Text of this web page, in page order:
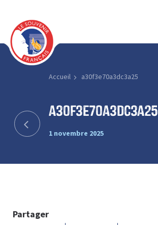
Accueil a30f3e70a3dc3a25
a30f3e70a3dc3a25
1 novembre 2025
Partager